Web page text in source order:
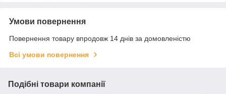
Умови повернення
Повернення товару впродовж 14 днів за домовленістю
Всі умови повернення
Подібні товари компанії